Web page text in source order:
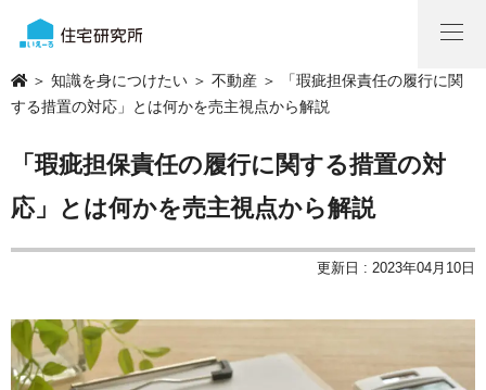
＞ 知識を身につけたい ＞ 不動産 ＞ 「瑕疵担保責任の履行に関
する措置の対応」とは何かを売主視点から解説
「瑕疵担保責任の履行に関する措置の対
応」とは何かを売主視点から解説
更新日 : 2023年04月10日